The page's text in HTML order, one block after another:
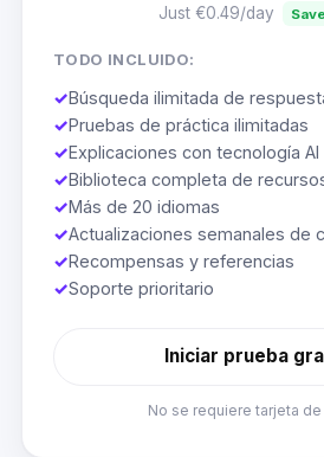
Just €0.49/day
TODO INCLUIDO:
✓Búsqueda ilimitada de
✓Pruebas de práctica ilimitadas
✓Explicaciones con tecnología AI
✓Biblioteca completa de
✓Más de 20 idiomas
✓Actualizaciones semanales de
✓Recompensas y referencias
✓Soporte prioritario
Iniciar prueba
No se requiere tarjeta